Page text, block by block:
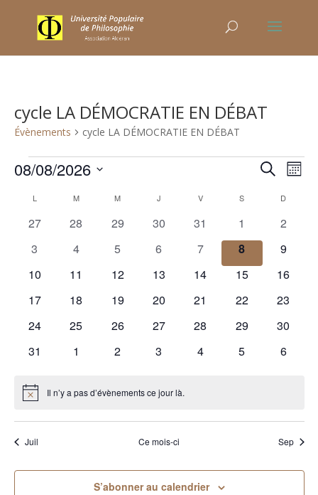
cycle LA DÉMOCRATIE EN DÉBAT
Évènements cycle LA DÉMOCRATIE EN DÉBAT
Évènements
vues
Recherche
de
Mois
08/08/2026
date.
Calendrier
de
L MMARDI M MERCREDI
J VVENDREDIS D
0
27
0
28
0
29
0
30
0
évènements
31
0
évènements
1
0
2
0
3
0
4
0
5
0
6
0
évènements
7
0
évènements
8
0
9
0
10
0
11
0
12
0
13
0
14
0
15
0
16
0
17
0
18
0
19
0
20
0
21
0
22
0
23
0
24
0
25
0
26
0
27
0
28
0
29
0
30
0
31
0
1
0
2
0
3
0
4
0
5
0
6
Notice Il n’y a pas d’évènements ce jour là.
Juil Ce mois-ci Sep
S’abonner au calendrier